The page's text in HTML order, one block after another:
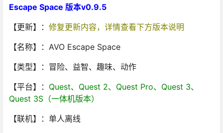
Escape Space 版本v0.9.5
【更新】： 修复更新内容，详情查看下方版本说明
【名称】：AVO Escape Space
【类型】：冒险、益智、趣味、动作
【平台】： Quest、 Quest 2、Quest Pro、Quest 3、
Quest 3S（一体机版本）
【联机】：单人离线